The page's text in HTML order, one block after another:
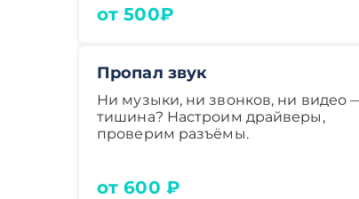
от 500₽
Пропал звук
Ни музыки, ни звонков, ни видео
тишина? Настроим драйверы,
проверим разъёмы.
от 600 ₽